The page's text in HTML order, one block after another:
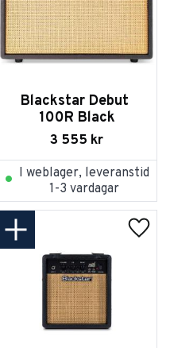
Blackstar Debut
100R Black
3 555 kr
I weblager, leveranstid
1-3 vardagar
i favoriter